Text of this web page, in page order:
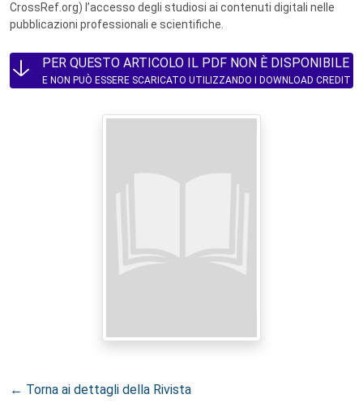
CrossRef.org) l’accesso degli studiosi ai contenuti digitali nelle
pubblicazioni professionali e scientifiche.
PER QUESTO ARTICOLO IL PDF NON È DISPONIBILE
E NON PUÒ ESSERE SCARICATO UTILIZZANDO I DOWNLOAD CREDIT
← Torna ai dettagli della Rivista